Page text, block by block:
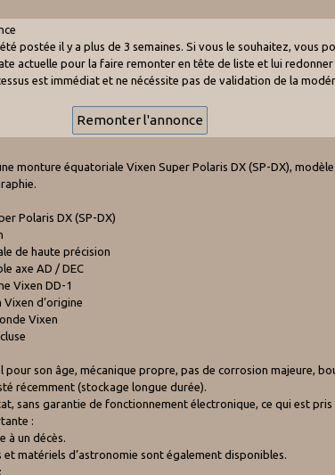
postée il y a plus de 3 semaines. Si vous le souhaitez, vous
actuelle pour la faire remonter en tête de liste et lui redonner
est immédiat et ne nécéssite pas de validation de la
monture équatoriale Vixen Super Polaris DX (SP-DX),
Polaris DX (SP-DX)
de haute précision
axe AD / DEC
Vixen DD-1
d’origine
Vixen
pour son âge, mécanique propre, pas de corrosion majeure,
récemment (stockage longue durée).
sans garantie de fonctionnement électronique, ce qui est
:
à un décès.
et matériels d’astronomie sont également disponibles.